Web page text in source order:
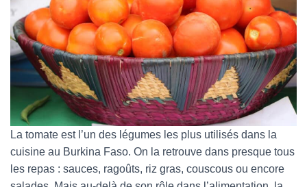
La tomate est l’un des légumes les plus utilisés dans la
cuisine au Burkina Faso. On la retrouve dans presque tous
les repas : sauces, ragoûts, riz gras, couscous ou encore